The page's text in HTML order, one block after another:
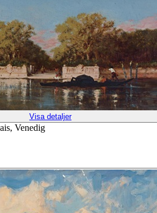
Visa detaljer
Venedig